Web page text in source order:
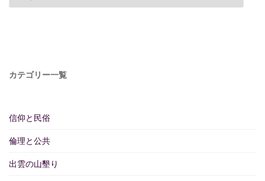
カテゴリー一覧
信仰と民俗
倫理と公共
出雲の山墾り